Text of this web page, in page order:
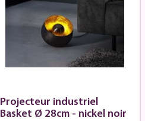
Projecteur industriel
Basket Ø 28cm - nickel noir